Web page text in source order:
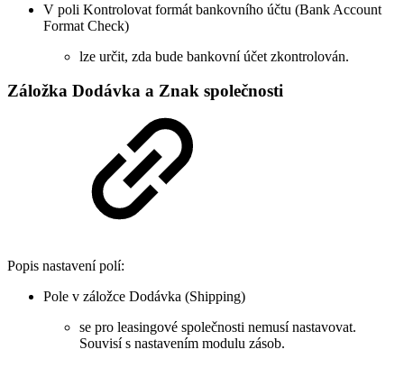
V poli Kontrolovat formát bankovního účtu (Bank Account
Format Check)
lze určit, zda bude bankovní účet zkontrolován.
Záložka Dodávka a Znak společnosti
Popis nastavení polí:
Pole v záložce Dodávka (Shipping)
se pro leasingové společnosti nemusí nastavovat.
Souvisí s nastavením modulu zásob.